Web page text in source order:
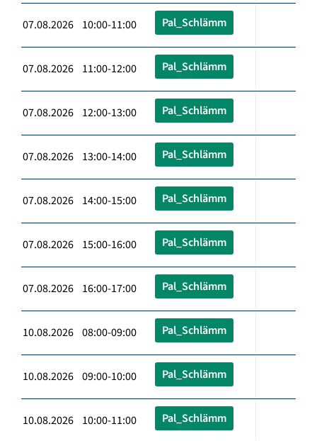
07.08.2026 10:00-11:00 Pal_Schlämm
07.08.2026 11:00-12:00 Pal_Schlämm
07.08.2026 12:00-13:00 Pal_Schlämm
07.08.2026 13:00-14:00 Pal_Schlämm
07.08.2026 14:00-15:00 Pal_Schlämm
07.08.2026 15:00-16:00 Pal_Schlämm
07.08.2026 16:00-17:00 Pal_Schlämm
10.08.2026 08:00-09:00 Pal_Schlämm
10.08.2026 09:00-10:00 Pal_Schlämm
10.08.2026 10:00-11:00 Pal_Schlämm